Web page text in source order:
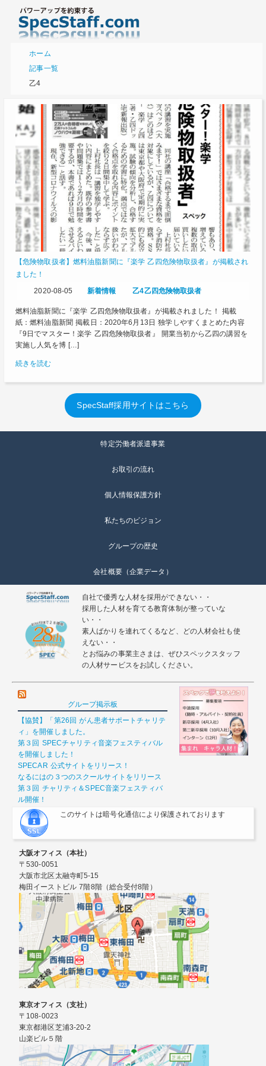
ホーム
記事一覧
乙4
【危険物取扱者】燃料油脂新聞に『楽学 乙四危険物取扱者』が掲載され
ました！
2020-08-05
新着情報 乙4乙四危険物取扱者
燃料油脂新聞に『楽学 乙四危険物取扱者』が掲載されました！ 掲載
紙：燃料油脂新聞 掲載日：2020年6月13日 独学しやすくまとめた内容
『9日でマスター！楽学 乙四危険物取扱者』 開業当初から乙四の講習を
実施し人気を博 […]
続きを読む
SpecStaff採用サイトはこちら
特定労働者派遣事業
お取引の流れ
個人情報保護方針
私たちのビジョン
グループの歴史
会社概要（企業データ）
自社で優秀な人材を採用ができない・・
採用した人材を育てる教育体制が整っていな
い・・
素人ばかりを連れてくるなど、どの人材会社も使
えない・・
とお悩みの事業主さまは、ぜひスペックスタッフ
の人材サービスをお試しください。
グループ掲示板
【協賛】「第26回 がん患者サポートチャリテ
ィ」を開催しました。
第３回 SPECチャリティ音楽フェスティバル
を開催しました！
SPECAR 公式サイトをリリース！
なるにはの３つのスクールサイトをリリース
第３回 チャリティ＆SPEC音楽フェスティバ
ル開催！
このサイトは暗号化通信により保護されております
大阪オフィス（本社）
〒530-0051
大阪市北区太融寺町5-15
梅田イーストビル 7階8階（総合受付8階）
東京オフィス（支社）
〒108-0023
東京都港区芝浦3-20-2
山楽ビル５階